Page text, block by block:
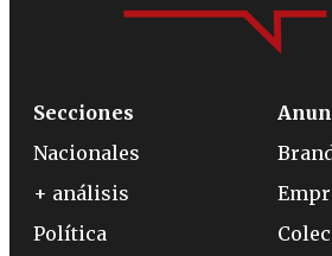
Secciones
Nacionales
+ análisis
Política